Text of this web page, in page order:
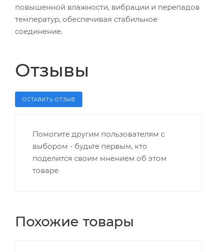
повышенной влажности, вибрации и перепадов
температур, обеспечивая стабильное
соединение.
Отзывы
ОСТАВИТЬ ОТЗЫВ
Помогите другим пользователям с
выбором - будьте первым, кто
поделится своим мнением об этом
товаре
Похожие товары